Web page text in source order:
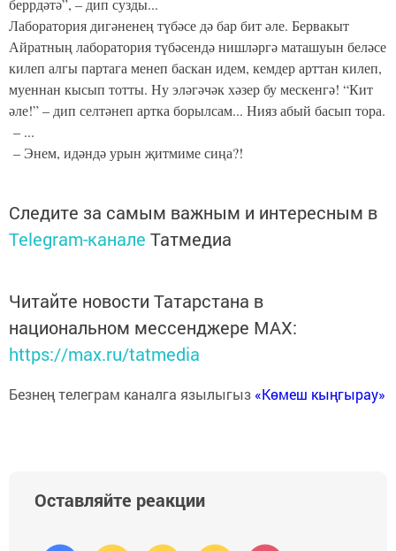
беррдәтә”, – дип сузды...
Лаборатория дигәненең түбәсе дә бар бит әле. Бервакыт
Айратның лаборатория түбәсендә нишләргә маташуын беләсе
килеп алгы партага менеп баскан идем, кемдер арттан килеп,
муеннан кысып тотты. Ну эләгәчәк хәзер бу мескенгә! “Кит
әле!” – дип селтәнеп артка борылсам... Нияз абый басып тора.
– ...
– Энем, идәндә урын җитмиме сиңа?!
Следите за самым важным и интересным в
Telegram-канале Татмедиа
Читайте новости Татарстана в
национальном мессенджере MАХ:
https://max.ru/tatmedia
Безнең телеграм каналга язылыгыз «Көмеш кыңгырау»
Оставляйте реакции